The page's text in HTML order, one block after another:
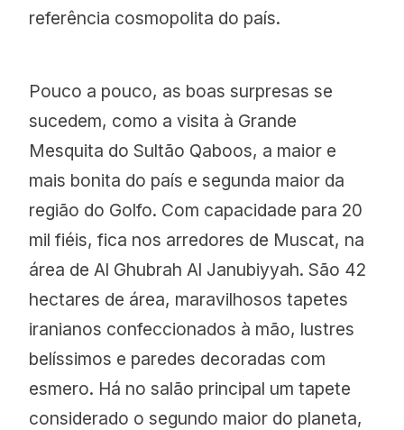
referência cosmopolita do país.
Pouco a pouco, as boas surpresas se
sucedem, como a visita à Grande
Mesquita do Sultão Qaboos, a maior e
mais bonita do país e segunda maior da
região do Golfo. Com capacidade para 20
mil fiéis, fica nos arredores de Muscat, na
área de Al Ghubrah Al Janubiyyah. São 42
hectares de área, maravilhosos tapetes
iranianos confeccionados à mão, lustres
belíssimos e paredes decoradas com
esmero. Há no salão principal um tapete
considerado o segundo maior do planeta,